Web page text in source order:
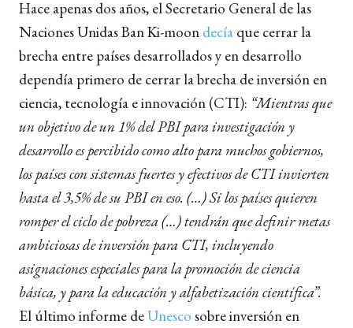
Hace apenas dos años, el Secretario General de las
Naciones Unidas Ban Ki-moon decía que cerrar la
brecha entre países desarrollados y en desarrollo
dependía primero de cerrar la brecha de inversión en
ciencia, tecnología e innovación (CTI): “Mientras que
un objetivo de un 1% del PBI para investigación y
desarrollo es percibido como alto para muchos gobiernos,
los países con sistemas fuertes y efectivos de CTI invierten
hasta el 3,5% de su PBI en eso. (…) Si los países quieren
romper el ciclo de pobreza (…) tendrán que definir metas
ambiciosas de inversión para CTI, incluyendo
asignaciones especiales para la promoción de ciencia
básica, y para la educación y alfabetización científica”.
El último informe deUnesco sobre inversión en